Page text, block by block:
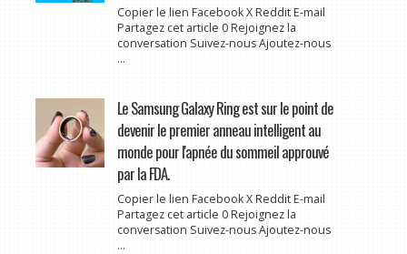
Copier le lien Facebook X Reddit E-mail
Partagez cet article 0 Rejoignez la
conversation Suivez-nous Ajoutez-nous
...
Le Samsung Galaxy Ring est sur le point de
devenir le premier anneau intelligent au
monde pour l'apnée du sommeil approuvé
par la FDA.
Copier le lien Facebook X Reddit E-mail
Partagez cet article 0 Rejoignez la
conversation Suivez-nous Ajoutez-nous
...